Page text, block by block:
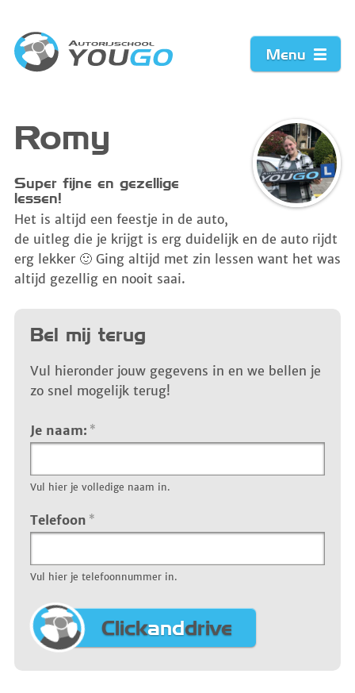
Menu
Werkwijze
Acties
Contact
Romy
Super fijne en gezellige
lessen!
Het is altijd een feestje in de auto,
de uitleg die je krijgt is erg duidelijk en de auto rijdt
erg lekker 🙂 Ging altijd met zin lessen want het was
altijd gezellig en nooit saai.
Bel mij terug
Vul hieronder jouw gegevens in en we bellen je
zo snel mogelijk terug!
Je naam: *
Vul hier je volledige naam in.
Telefoon *
Vul hier je telefoonnummer in.
Clickanddrive